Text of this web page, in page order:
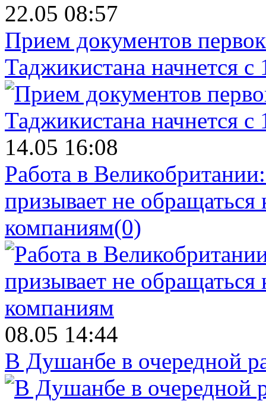
22.05 08:57
Прием документов
Таджикистана начнется с
14.05 16:08
Работа в
призывает не
компаниям(0)
08.05 14:44
В Душанбе в очередной